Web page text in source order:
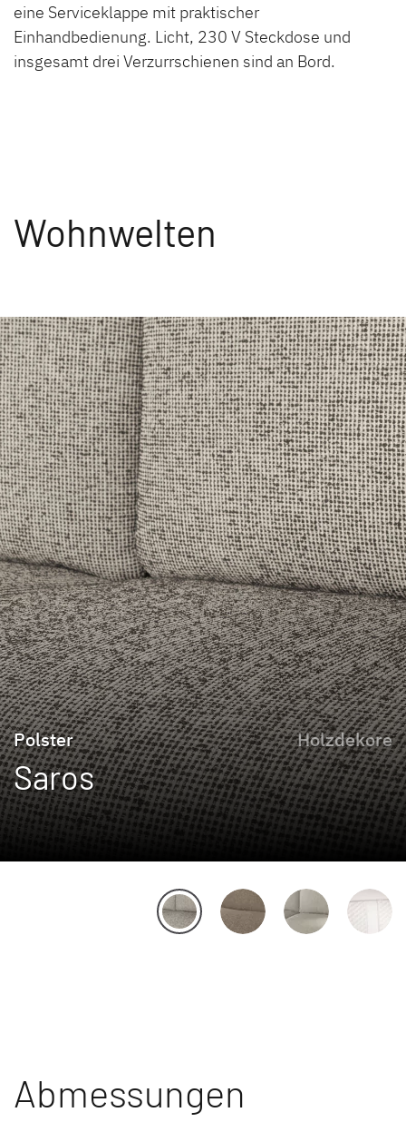
eine Serviceklappe mit praktischer
Einhandbedienung. Licht, 230 V Steckdose und
insgesamt drei Verzurrschienen sind an Bord.
Wohnwelten
Saros
Polster Holzdekore
Abmessungen